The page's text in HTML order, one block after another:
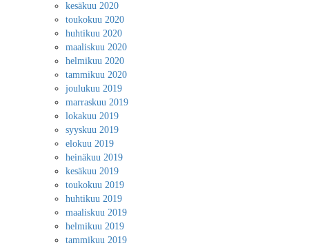
kesäkuu 2020
toukokuu 2020
huhtikuu 2020
maaliskuu 2020
helmikuu 2020
tammikuu 2020
joulukuu 2019
marraskuu 2019
lokakuu 2019
syyskuu 2019
elokuu 2019
heinäkuu 2019
kesäkuu 2019
toukokuu 2019
huhtikuu 2019
maaliskuu 2019
helmikuu 2019
tammikuu 2019